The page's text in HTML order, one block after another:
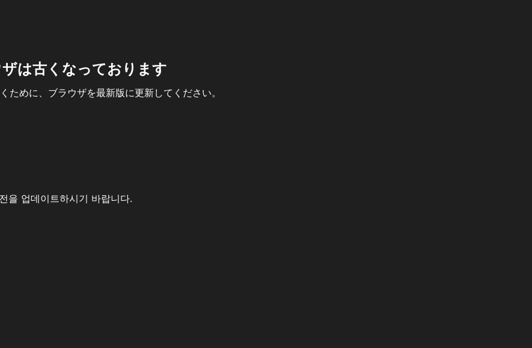
は古くなっております
めに、ブラウザを最新版に更新してください。
을 업데이트하시기 바랍니다.